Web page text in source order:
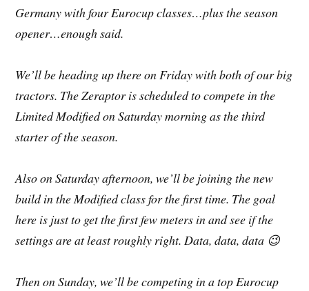
Germany with four Eurocup classes…plus the season
opener…enough said.
We’ll be heading up there on Friday with both of our big
tractors. The Zeraptor is scheduled to compete in the
Limited Modified on Saturday morning as the third
starter of the season.
Also on Saturday afternoon, we’ll be joining the new
build in the Modified class for the first time. The goal
here is just to get the first few meters in and see if the
settings are at least roughly right. Data, data, data 😉
Then on Sunday, we’ll be competing in a top Eurocup